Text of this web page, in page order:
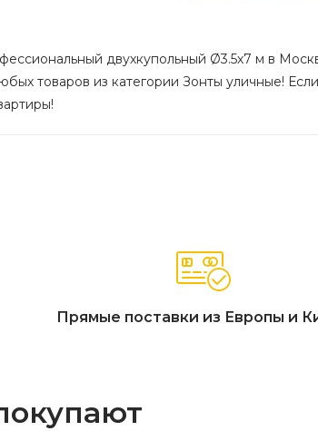
двухкупольный Ø3.5х7 м в
товаров из категории Зонты уличные!
Прямые поставки из Европы и